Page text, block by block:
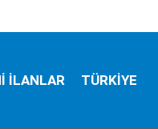
İLANLAR TÜRKİYE